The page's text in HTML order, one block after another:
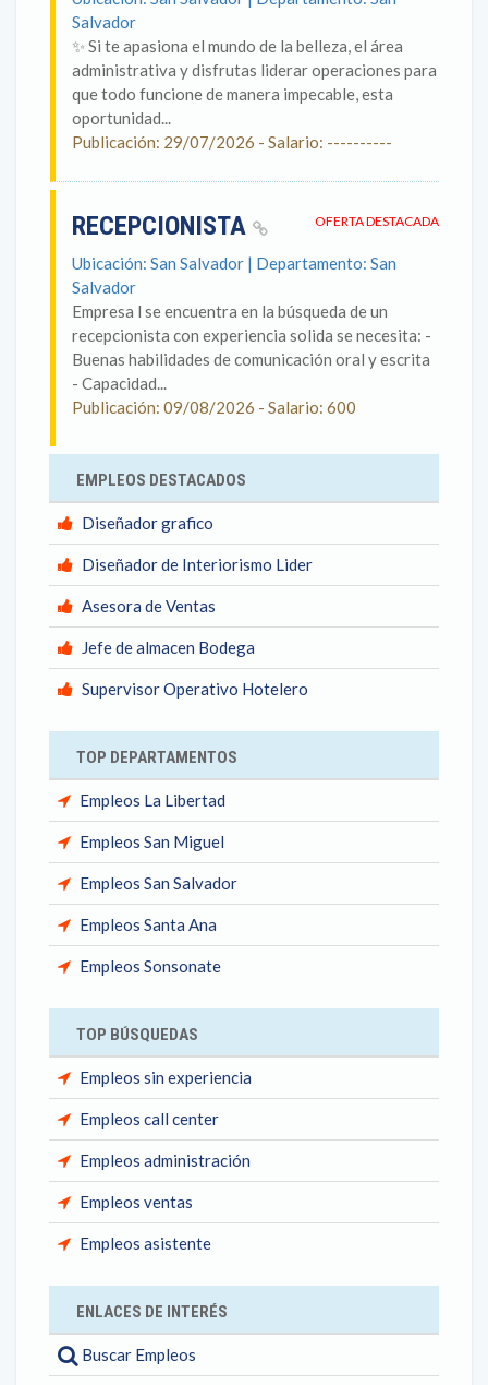
Salvador
✨ Si te apasiona el mundo de la belleza, el área
administrativa y disfrutas liderar operaciones para
que todo funcione de manera impecable, esta
oportunidad...
Publicación: 29/07/2026 - Salario: ----------
OFERTA DESTACADA
RECEPCIONISTA
Ubicación: San Salvador | Departamento: San
Salvador
Empresa l se encuentra en la búsqueda de un
recepcionista con experiencia solida se necesita: -
Buenas habilidades de comunicación oral y escrita
- Capacidad...
Publicación: 09/08/2026 - Salario: 600
EMPLEOS DESTACADOS
Diseñador grafico
Diseñador de Interiorismo Lider
Asesora de Ventas
Jefe de almacen Bodega
Supervisor Operativo Hotelero
TOP DEPARTAMENTOS
Empleos La Libertad
Empleos San Miguel
Empleos San Salvador
Empleos Santa Ana
Empleos Sonsonate
TOP BÚSQUEDAS
Empleos sin experiencia
Empleos call center
Empleos administración
Empleos ventas
Empleos asistente
ENLACES DE INTERÉS
Buscar Empleos